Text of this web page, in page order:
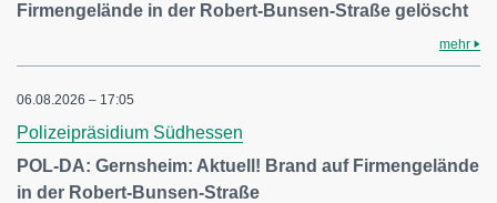
Firmengelände in der Robert-Bunsen-Straße gelöscht
mehr
06.08.2026 – 17:05
Polizeipräsidium Südhessen
POL-DA: Gernsheim: Aktuell! Brand auf Firmengelände
in der Robert-Bunsen-Straße